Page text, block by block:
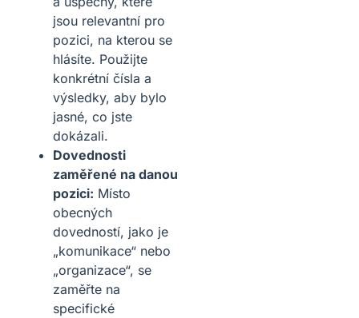
jsou relevantní pro
pozici, na kterou se
hlásíte. Použijte
konkrétní čísla a
výsledky, aby bylo
jasné, co jste
dokázali.
Dovednosti
zaměřené na danou
pozici: Místo
obecných
dovedností, jako je
„komunikace“ nebo
„organizace“, se
zaměřte na
specifické